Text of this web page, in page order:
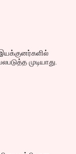
முடியாது.